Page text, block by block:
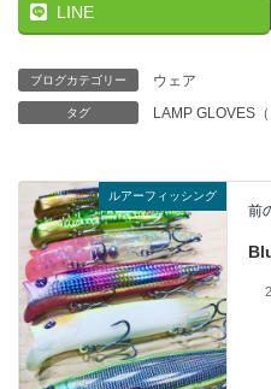
LINE
ブログカテゴリー ウェア
タグ LAMP GLOVES
ルアーフィッシング
前